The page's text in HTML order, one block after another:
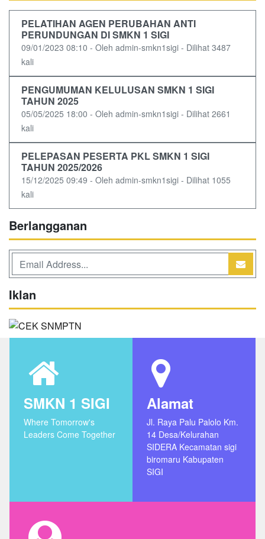
PELATIHAN AGEN PERUBAHAN ANTI
PERUNDUNGAN DI SMKN 1 SIGI
09/01/2023 08:10 - Oleh admin-smkn1sigi - Dilihat 3487
kali
PENGUMUMAN KELULUSAN SMKN 1 SIGI
TAHUN 2025
05/05/2025 18:00 - Oleh admin-smkn1sigi - Dilihat 2661
kali
PELEPASAN PESERTA PKL SMKN 1 SIGI
TAHUN 2025/2026
15/12/2025 09:49 - Oleh admin-smkn1sigi - Dilihat 1055
kali
Berlangganan
Iklan
SMKN 1 SIGI
Where Tomorrow's
Leaders Come Together
Alamat
Jl. Raya Palu Palolo Km.
14 Desa/Kelurahan
SIDERA Kecamatan sigi
biromaru Kabupaten
SIGI